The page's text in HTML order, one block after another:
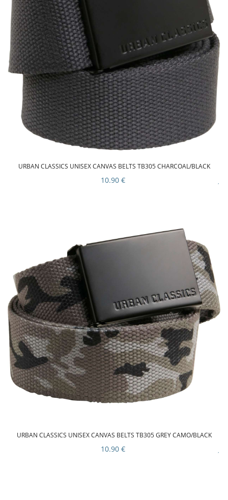
URBAN CLASSICS UNISEX CANVAS BELTS TB305 CHARCOAL/BLACK
10.90 €
URBAN CLASSICS UNISEX CANVAS BELTS TB305 GREY CAMO/BLACK
10.90 €